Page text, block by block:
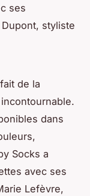
ses
styliste
de la
dans
Socks a
avec ses
Lefèvre,